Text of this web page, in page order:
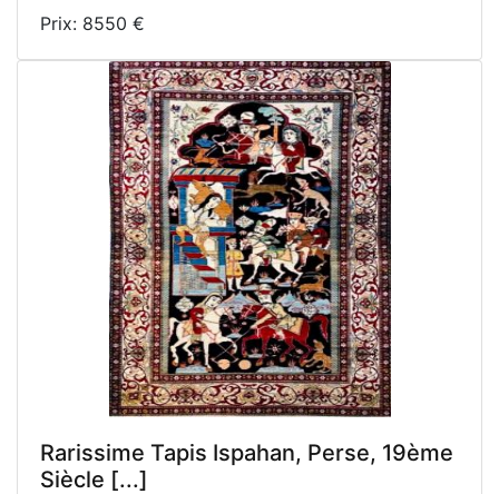
Prix: 8550 €
Rarissime Tapis Ispahan, Perse, 19ème
Siècle [...]